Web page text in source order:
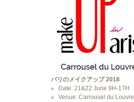
パリのメイクアップ 2018
Date: 21&22 June 9H-17H
Venue: Carrousel du Louvre